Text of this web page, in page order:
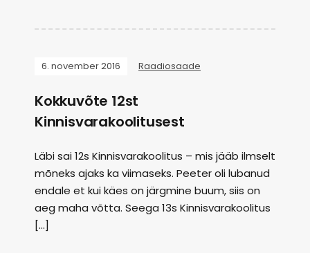
6. november 2016 Raadiosaade
Kokkuvõte 12st
Kinnisvarakoolitusest
Läbi sai 12s Kinnisvarakoolitus – mis jääb ilmselt
mõneks ajaks ka viimaseks. Peeter oli lubanud
endale et kui käes on järgmine buum, siis on
aeg maha võtta. Seega 13s Kinnisvarakoolitus
[…]